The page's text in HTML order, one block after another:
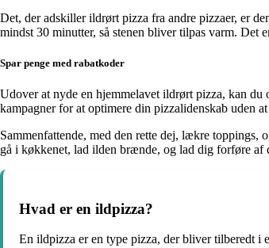
Det, der adskiller ildrørt pizza fra andre pizzaer, er
mindst 30 minutter, så stenen bliver tilpas varm. Det
Spar penge med rabatkoder
Udover at nyde en hjemmelavet ildrørt pizza, kan du
kampagner for at optimere din pizzalidenskab uden
Sammenfattende, med den rette dej, lækre toppings,
gå i køkkenet, lad ilden brænde, og lad dig forføre af
Hvad er en ildpizza?
En ildpizza er en type pizza, der bliver tilberedt i